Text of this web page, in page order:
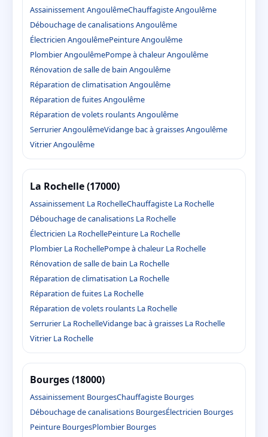
Assainissement AngoulêmeChauffagiste Angoulême
Débouchage de canalisations Angoulême
Électricien AngoulêmePeinture Angoulême
Plombier AngoulêmePompe à chaleur Angoulême
Rénovation de salle de bain Angoulême
Réparation de climatisation Angoulême
Réparation de fuites Angoulême
Réparation de volets roulants Angoulême
Serrurier AngoulêmeVidange bac à graisses Angoulême
Vitrier Angoulême
La Rochelle (17000)
Assainissement La RochelleChauffagiste La Rochelle
Débouchage de canalisations La Rochelle
Électricien La RochellePeinture La Rochelle
Plombier La RochellePompe à chaleur La Rochelle
Rénovation de salle de bain La Rochelle
Réparation de climatisation La Rochelle
Réparation de fuites La Rochelle
Réparation de volets roulants La Rochelle
Serrurier La RochelleVidange bac à graisses La Rochelle
Vitrier La Rochelle
Bourges (18000)
Assainissement BourgesChauffagiste Bourges
Débouchage de canalisations BourgesÉlectricien Bourges
Peinture BourgesPlombier Bourges